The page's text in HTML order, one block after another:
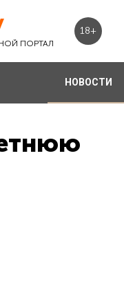
ПОРТАЛ
18+
НОВОСТИ